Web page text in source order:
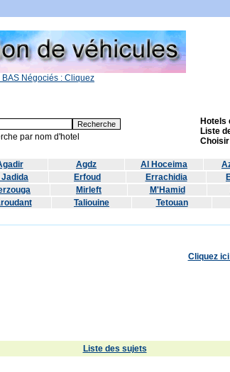
BAS Négociés : Cliquez
par nom d'hotel
Hotels
Liste
Agdz Al Hoceima
Jadida
Erfoud Errachidia
Mirleft M'Hamid
Taliouine Tetouan
Cliquez
Liste des sujets